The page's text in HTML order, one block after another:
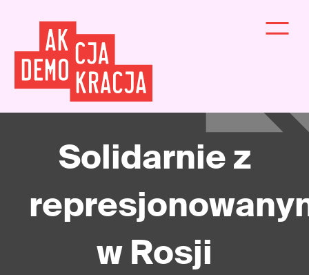
Solidarnie z
w Rosji